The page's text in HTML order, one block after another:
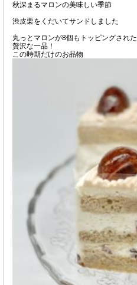
秋深まるマロンの美味しい季節
渋皮栗をくだいてサンドしました
丸っとマロンが8個もトッピングされた
贅沢な一品！
この時期だけのお品物